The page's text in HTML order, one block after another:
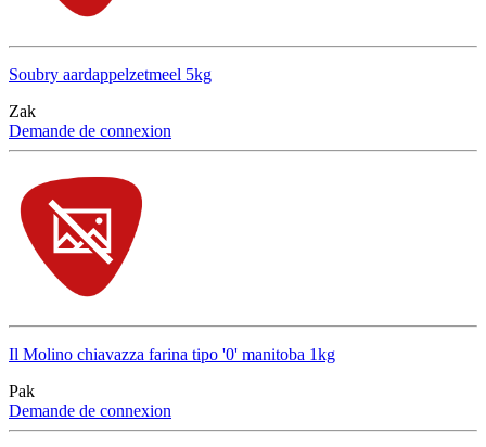
Soubry aardappelzetmeel 5kg
Zak
Demande de connexion
Il Molino chiavazza farina tipo '0' manitoba 1kg
Pak
Demande de connexion